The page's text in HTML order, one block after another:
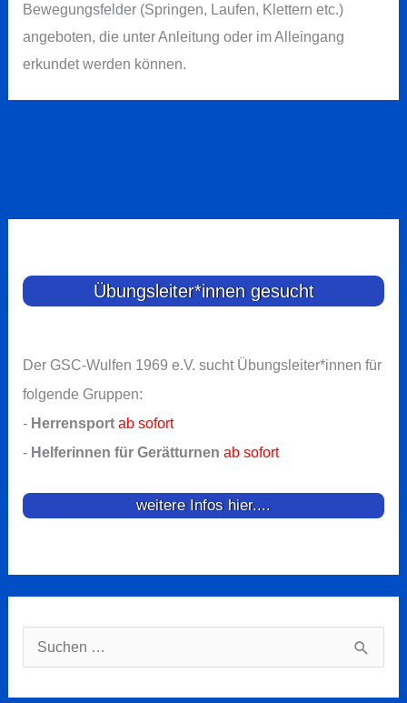
Bewegungsfelder (Springen, Laufen, Klettern etc.)
angeboten, die unter Anleitung oder im Alleingang
erkundet werden können.
Übungsleiter*innen gesucht
Der GSC-Wulfen 1969 e.V. sucht Übungsleiter*innen für
folgende Gruppen:
- Herrensportab sofort
- Helferinnen für Gerätturnen ab sofort
weitere Infos hier....
Suchen
nach: